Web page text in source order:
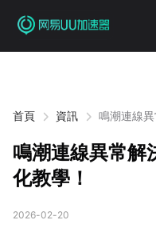
首頁 資訊 鳴潮連線
鳴潮連線異常解
化教學！
2026-02-20